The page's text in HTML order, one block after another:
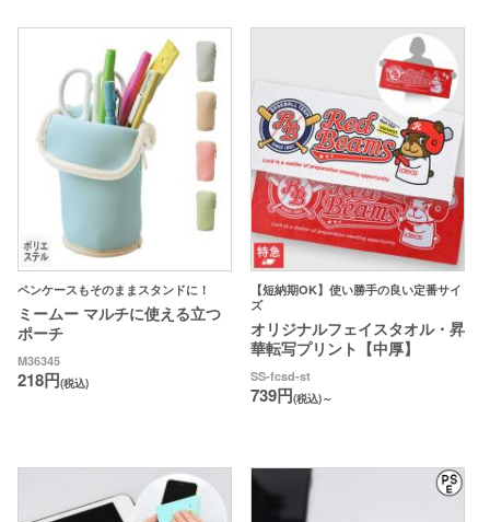
ペンケースもそのままスタンドに！
ミームー マルチに使える立つ
ポーチ
M36345
218円(税込)
【短納期OK】使い勝手の良い定番サイ
ズ
オリジナルフェイスタオル・昇
華転写プリント【中厚】
SS-fcsd-st
739円(税込)～